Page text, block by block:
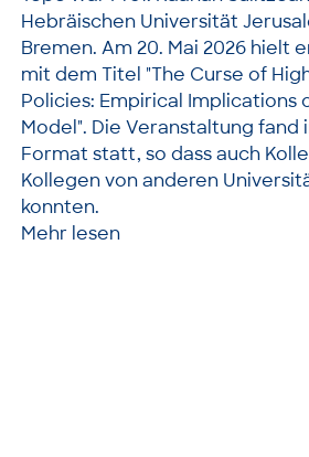
Hebräischen Universität
Bremen. Am 20. Mai 2026 hielt
mit dem Titel "The Curse of
Policies: Empirical Implications
Model". Die Veranstaltung fand
Format statt, so dass auch
Kollegen von anderen
konnten.
Mehr lesen